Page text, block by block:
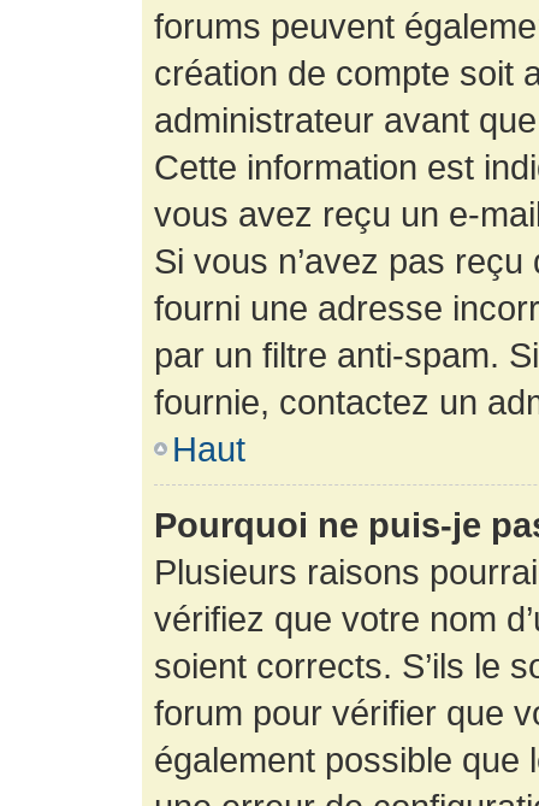
forums peuvent
création de compte soit
administrateur avant
Cette information est
vous avez reçu un e-
Si vous n’avez pas
fourni une adresse
par un filtre anti-spam.
fournie, contactez un
Haut
Pourquoi ne puis-je
Plusieurs raisons
vérifiez que votre nom
soient corrects. S’ils le
forum pour vérifier que
également possible que